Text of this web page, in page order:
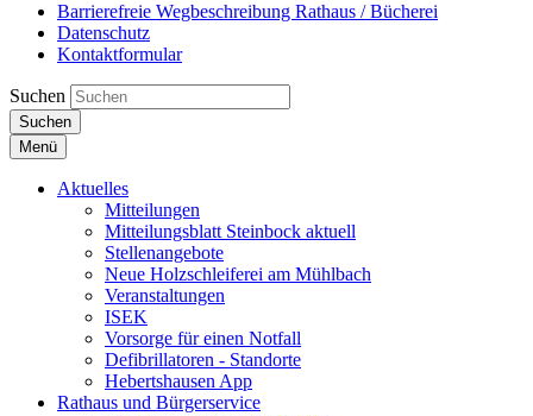
Barrierefreie Wegbeschreibung Rathaus / Bücherei
Datenschutz
Kontaktformular
Suchen
Suchen
Menü
Aktuelles
Mitteilungen
Mitteilungsblatt Steinbock aktuell
Stellenangebote
Neue Holzschleiferei am Mühlbach
Veranstaltungen
ISEK
Vorsorge für einen Notfall
Defibrillatoren - Standorte
Hebertshausen App
Rathaus und Bürgerservice